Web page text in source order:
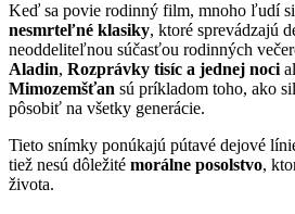
Keď sa povie rodinný film, mnoho ľudí
nesmrteľné klasiky, ktoré sprevádzajú
neoddeliteľnou súčasťou rodinných
Aladin, Rozprávky tisíc a jednej noci
Mimozemšťan sú príkladom toho, ako
pôsobiť na všetky generácie.
Tieto snímky ponúkajú pútavé dejové
tiež nesú dôležité morálne posolstvo,
života.